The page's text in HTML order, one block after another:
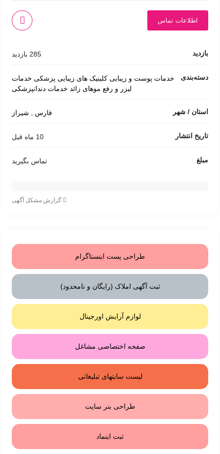
اطلاعات تماس
بازدید 285 بازدید
دسته‌بندی خدمات پوست و زیبایی کلینیک های زیبایی پزشکی خدمات
لیزر و رفع موهای زائد خدمات دندانپزشکی
استان / شهر فارس شیراز
تاریخ انتشار 10 ماه قبل
مبلغ تماس بگیرید
گزارش مشکل آگهی
طراحی پست اینستاگرام
ثبت آگهی املاک (رایگان و نامحدود)
لوازم آرایش اورجینال
صفحه اختصاصی مشاغل
لیست سایتهای تبلیغاتی
طراحی بنر سایت
ثبت اینماد